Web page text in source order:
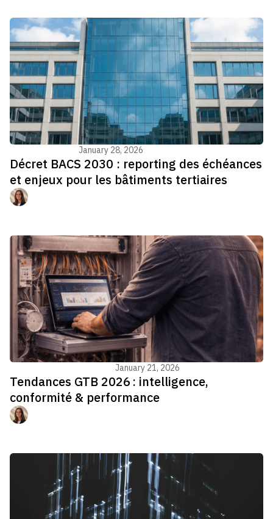
January 28, 2026
Décret BACS 2030 : reporting des échéances
et enjeux pour les bâtiments tertiaires
January 21, 2026
Tendances GTB 2026 : intelligence,
conformité & performance